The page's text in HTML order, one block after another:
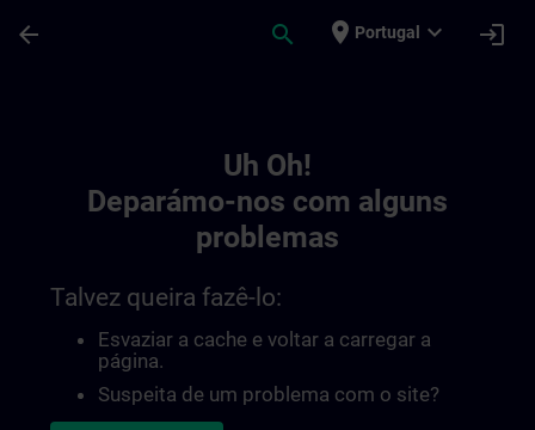
arrow_back search place Portugal expand_more login
Uh Oh!
Deparámo-nos com alguns
problemas
Talvez queira fazê-lo:
Esvaziar a cache e voltar a carregar a
página.
Suspeita de um problema com o site?